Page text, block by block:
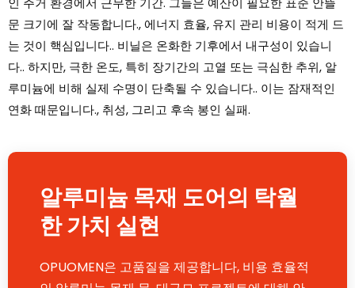
문 크기에 잘 작동합니다., 에너지 효율, 유지 관리 비용이 적게 드
는 것이 핵심입니다.. 비닐은 온화한 기후에서 내구성이 있습니
다.. 하지만, 극한 온도, 특히 장기간의 고열 또는 극심한 추위, 알
루미늄에 비해 실제 수명이 단축될 수 있습니다.. 이는 잠재적인
연화 때문입니다., 취성, 그리고 후속 봉인 실패.
알루미늄 목재 도어의 탁월
한 가치 실현
OPUOMEN은 고품질을 제공합니다, 비용 효율적